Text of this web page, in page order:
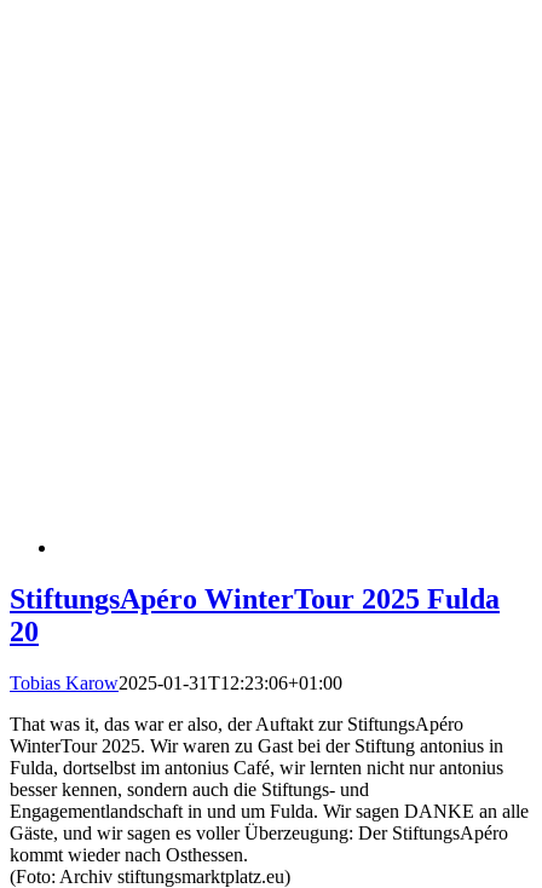
StiftungsApéro WinterTour 2025 Fulda
20
Tobias Karow2025-01-31T12:23:06+01:00
That was it, das war er also, der Auftakt zur StiftungsApéro
WinterTour 2025. Wir waren zu Gast bei der Stiftung antonius in
Fulda, dortselbst im antonius Café, wir lernten nicht nur antonius
besser kennen, sondern auch die Stiftungs- und
Engagementlandschaft in und um Fulda. Wir sagen DANKE an alle
Gäste, und wir sagen es voller Überzeugung: Der StiftungsApéro
kommt wieder nach Osthessen.
(Foto: Archiv stiftungsmarktplatz.eu)